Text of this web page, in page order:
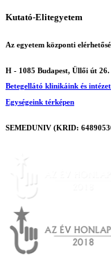
Kutató-Elitegyetem
Az egyetem központi
H - 1085 Budapest, Üllői út 26.
Betegellátó klinikáink és
Egységeink térképen
SEMEDUNIV (KRID: